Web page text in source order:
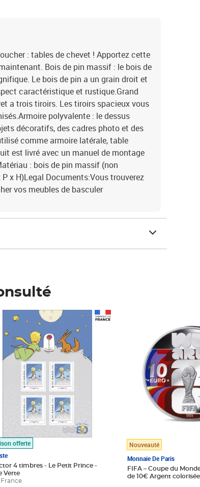
: tables de chevet ! Apportez cette
Bois de pin massif : le bois de
Le bois de pin a un grain droit et
caractéristique et rustique.Grand
a trois tiroirs. Les tiroirs spacieux vous
polyvalente : le dessus
décoratifs, des cadres photo et des
comme armoire latérale, table
est livré avec un manuel de montage
: bois de pin massif (non
x H)Legal Documents:Vous trouverez
vos meubles de basculer
offerte
4 timbres - Le Petit Prince -
Verte
7,50€
Nouveauté
Monnaie De Paris
FIFA – Coupe du
de 10€ Argent colorisée